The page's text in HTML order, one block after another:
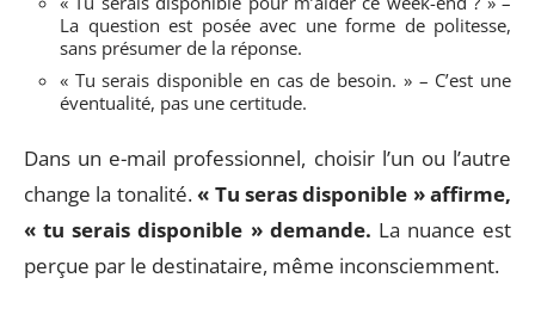
La question est posée avec une forme de politesse,
sans présumer de la réponse.
« Tu serais disponible en cas de besoin. » – C’est une
éventualité, pas une certitude.
Dans un e-mail professionnel, choisir l’un ou l’autre
change la tonalité. « Tu seras disponible » affirme,
« tu serais disponible » demande. La nuance est
perçue par le destinataire, même inconsciemment.